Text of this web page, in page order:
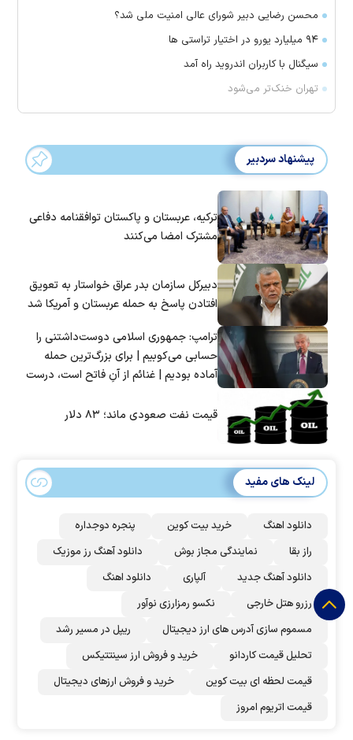
محسن رضایی دبیر شورای عالی امنیت ملی شد؟
۹۴ میلیارد یورو در اختیار تراستی ها
سیگنال با کاربران اندروید راه آمد
تهران خنک‌تر می‌شود
پیشنهاد سردبیر
ترکیه، عربستان و پاکستان توافقنامه دفاعی
مشترک امضا می‌کنند
دبیرکل سازمان بدر عراق خواستار به تعویق
افتادن پاسخ به حمله عربستان و آمریکا شد
ترامپ: جمهوری اسلامی دوست‌داشتنی را
حسابی می‌کوبیم | برای بزرگ‌ترین حمله
آماده بودیم | غنائم از آنِ فاتح است، درست
قیمت نفت صعودی ماند؛ ۸۳ دلار
لینک های مفید
دانلود اهنگ خرید بیت کوین
پنجره دوجداره
راز بقا
نمایندگی مجاز بوش
دانلود آهنگ رز‌ موزیک
دانلود آهنگ جدید
آلپاری
دانلود اهنگ
رزرو هتل خارجی
نکسو رمزارزی نوآور
مسموم سازی آدرس های ارز دیجیتال
ریپل در مسیر رشد
تحلیل قیمت کاردانو
خرید و فروش ارز سینتتیکس
قیمت لحظه ای بیت کوین
خرید و فروش ارزهای دیجیتال
قیمت اتریوم امروز